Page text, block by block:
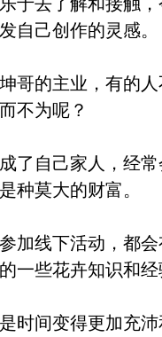
自己创作的灵感。
哥的主业，有的
不为呢？
了自己家人，经
种莫大的财富。
加线下活动，都
一些花卉知识和
时间变得更加充